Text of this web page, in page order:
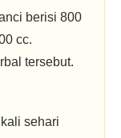
berisi 800
cc.
tersebut.
sehari